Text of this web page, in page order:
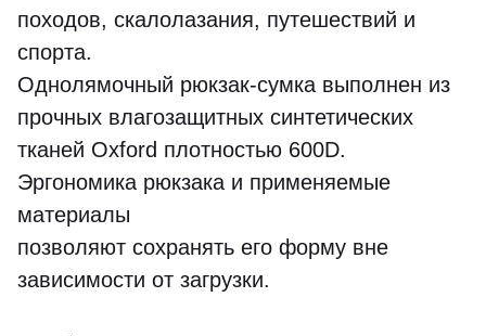
походов, скалолазания, путешествий и
спорта.
Однолямочный рюкзак-сумка выполнен из
прочных влагозащитных синтетических
тканей Oxford плотностью 600D.
Эргономика рюкзака и применяемые
материалы
позволяют сохранять его форму вне
зависимости от загрузки.